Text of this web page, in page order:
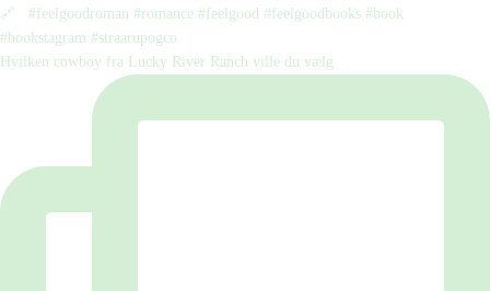
Hvilken cowboy fra Lucky River Ranch ville du vælg